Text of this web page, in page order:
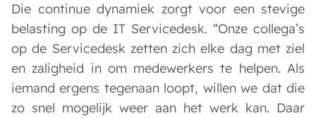
Die continue dynamiek zorgt voor een stevige
belasting op de IT Servicedesk. “Onze collega’s
op de Servicedesk zetten zich elke dag met ziel
en zaligheid in om medewerkers te helpen. Als
iemand ergens tegenaan loopt, willen we dat die
zo snel mogelijk weer aan het werk kan. Daar